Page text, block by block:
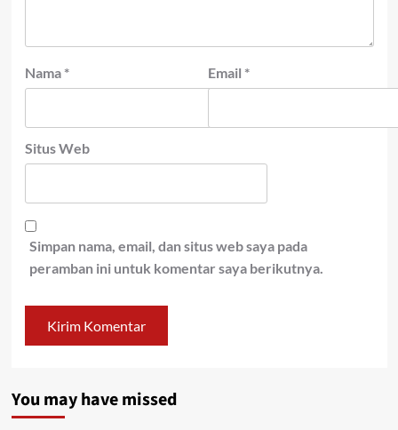
Nama * Email *
Situs Web
Simpan nama, email, dan situs web saya pada
peramban ini untuk komentar saya berikutnya.
You may have missed